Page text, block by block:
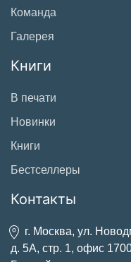
Команда
Галерея
Книги
В печати
Новинки
Книги
Бестселлеры
Контакты
г. Москва, ул.
д. 5А, стр. 1, офис